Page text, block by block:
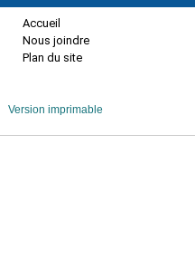
Accueil
Nous joindre
Plan du site
Version imprimable